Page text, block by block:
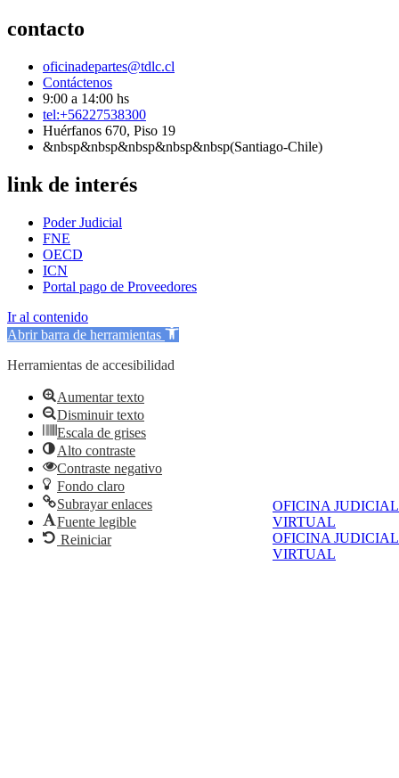
OFICINA JUDICIAL
VIRTUAL
OFICINA JUDICIAL
VIRTUAL
contacto
oficinadepartes@tdlc.cl
Contáctenos
9:00 a 14:00 hs
tel:+56227538300
Huérfanos 670, Piso 19
&nbsp&nbsp&nbsp&nbsp&nbsp(Santiago-Chile)
link de interés
Poder Judicial
FNE
OECD
ICN
Portal pago de Proveedores
Ir al contenido
Abrir barra de herramientas
Herramientas de accesibilidad
Aumentar texto
Disminuir texto
Escala de grises
Alto contraste
Contraste negativo
Fondo claro
Subrayar enlaces
Fuente legible
Reiniciar